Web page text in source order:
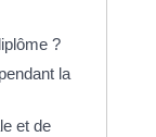
?
la
et de